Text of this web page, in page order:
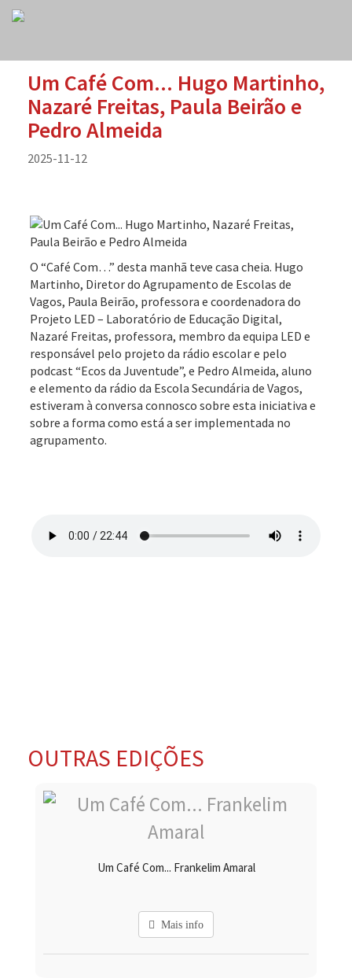
Um Café Com... Hugo Martinho,
Nazaré Freitas, Paula Beirão e
Pedro Almeida
2025-11-12
O “Café Com…” desta manhã teve casa cheia. Hugo
Martinho, Diretor do Agrupamento de Escolas de
Vagos, Paula Beirão, professora e coordenadora do
Projeto LED – Laboratório de Educação Digital,
Nazaré Freitas, professora, membro da equipa LED e
responsável pelo projeto da rádio escolar e pelo
podcast “Ecos da Juventude”, e Pedro Almeida, aluno
e elemento da rádio da Escola Secundária de Vagos,
estiveram à conversa connosco sobre esta iniciativa e
sobre a forma como está a ser implementada no
agrupamento.
OUTRAS EDIÇÕES
Um Café Com... Frankelim Amaral
Mais info